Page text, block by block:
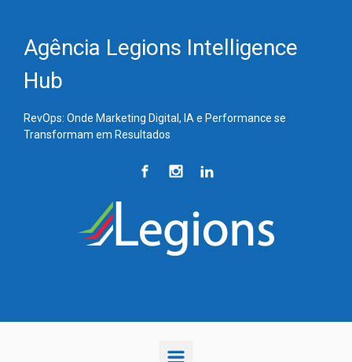
Agência Legions Intelligence
Hub
RevOps: Onde Marketing Digital, IA e Performance se
Transformam em Resultados